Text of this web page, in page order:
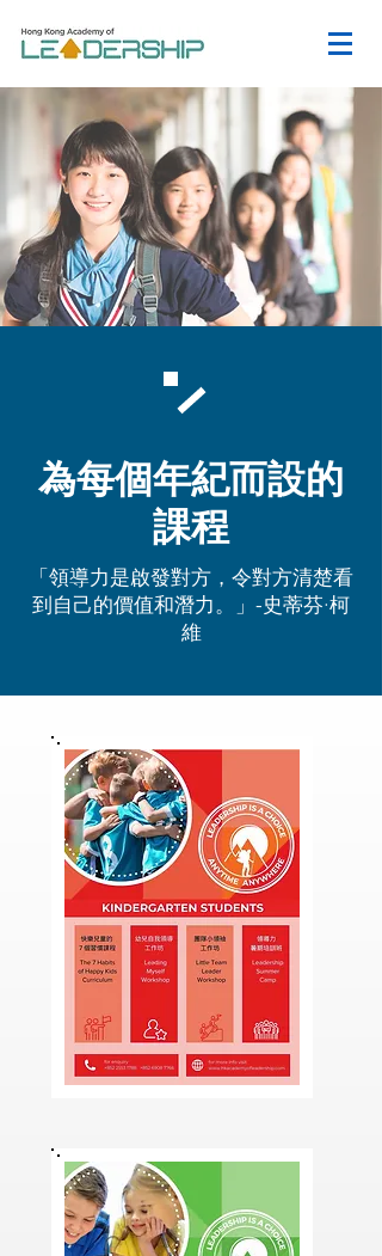
為每個年紀而設的
課程
「領導力是啟發對方，令對方清楚看
到自己的價值和潛力。」-史蒂芬·柯
維